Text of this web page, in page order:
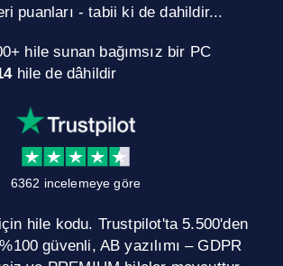
puanları - tabii ki de dahildir...
hile sunan bağımsız bir PC
hile de dâhildir
6362 incelemeye göre
hile kodu. Trustpilot'ta 5.500'den
güvenli, AB yazılımı – GDPR